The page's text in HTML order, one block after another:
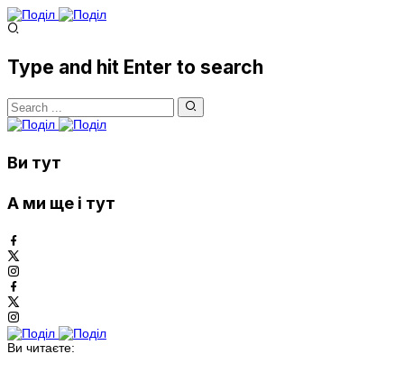
Type and hit Enter to search
Ви тут
А ми ще і тут
Ви читаєте: